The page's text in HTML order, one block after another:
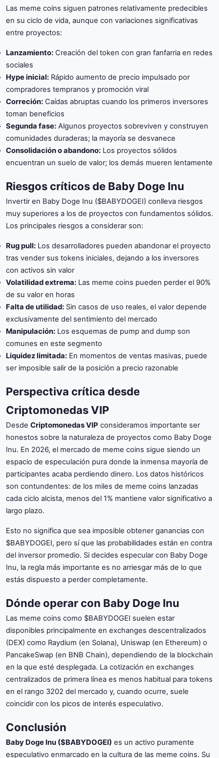
Las meme coins siguen patrones relativamente predecibles
en su ciclo de vida, aunque con variaciones significativas
entre proyectos:
Lanzamiento: Creación del token con gran fanfarria en redes
sociales
Hype inicial: Rápido aumento de precio impulsado por
compradores tempranos y promoción viral
Correción: Caídas abruptas cuando los primeros inversores
toman beneficios
Segunda fase: Algunos proyectos sobreviven y construyen
comunidades duraderas; la mayoría se desvanece
Consolidación o abandono: Los proyectos sólidos
encuentran un suelo de valor; los demás mueren lentamente
Riesgos críticos de Baby Doge Inu
Invertir en Baby Doge Inu ($BABYDOGEI) conlleva riesgos
muy superiores a los de proyectos con fundamentos sólidos.
Los principales riesgos a considerar son:
Rug pull: Los desarrolladores pueden abandonar el proyecto
tras vender sus tokens iniciales, dejando a los inversores
con activos sin valor
Volatilidad extrema: Las meme coins pueden perder el 90%
de su valor en horas
Falta de utilidad: Sin casos de uso reales, el valor depende
exclusivamente del sentimiento del mercado
Manipulación: Los esquemas de pump and dump son
comunes en este segmento
Liquidez limitada: En momentos de ventas masivas, puede
ser imposible salir de la posición a precio razonable
Perspectiva crítica desde
Criptomonedas VIP
Desde Criptomonedas VIP consideramos importante ser
honestos sobre la naturaleza de proyectos como Baby Doge
Inu. En 2026, el mercado de meme coins sigue siendo un
espacio de especulación pura donde la inmensa mayoría de
participantes acaba perdiendo dinero. Los datos históricos
son contundentes: de los miles de meme coins lanzadas
cada ciclo alcista, menos del 1% mantiene valor significativo a
largo plazo.
Esto no significa que sea imposible obtener ganancias con
$BABYDOGEI, pero sí que las probabilidades están en contra
del inversor promedio. Si decides especular con Baby Doge
Inu, la regla más importante es no arriesgar más de lo que
estás dispuesto a perder completamente.
Dónde operar con Baby Doge Inu
Las meme coins como $BABYDOGEI suelen estar
disponibles principalmente en exchanges descentralizados
(DEX) como Raydium (en Solana), Uniswap (en Ethereum) o
PancakeSwap (en BNB Chain), dependiendo de la blockchain
en la que esté desplegada. La cotización en exchanges
centralizados de primera línea es menos habitual para tokens
en el rango 3202 del mercado y, cuando ocurre, suele
coincidir con los picos de interés especulativo.
Conclusión
Baby Doge Inu ($BABYDOGEI) es un activo puramente
especulativo enmarcado en la cultura de las meme coins. Su